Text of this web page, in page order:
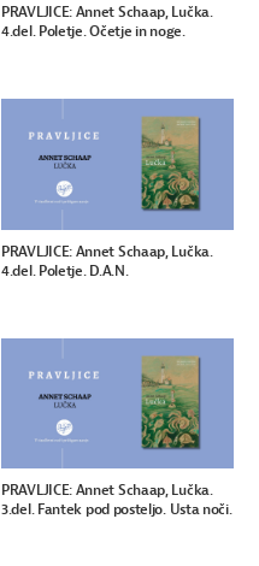
PRAVLJICE: Annet Schaap, Lučka.
4.del. Poletje. Očetje in noge.
PRAVLJICE: Annet Schaap, Lučka.
4.del. Poletje. D.A.N.
PRAVLJICE: Annet Schaap, Lučka.
3.del. Fantek pod posteljo. Usta noči.